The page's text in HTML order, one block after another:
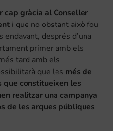
cap gràcia al Conseller
i que no obstant això fou
endavant, després d’una
primer amb els
tard amb els
que les més de
constitueixen les
realitzar una campanya
de les arques públiques